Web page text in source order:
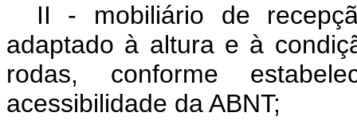
II - mobiliário de
adaptado à altura e à
rodas, conforme
acessibilidade da ABNT;